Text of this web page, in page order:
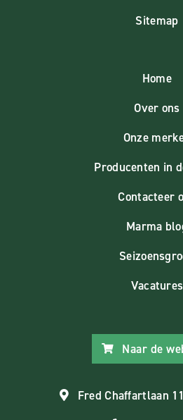
Sitemap
Home
Over ons
Onze
Producenten in
Contacteer
Marma
Vacatures
Naar de
Fred Chaffartlaan